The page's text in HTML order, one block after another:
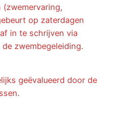
(zwemervaring,
op zaterdagen
in te schrijven via
zwembegeleiding.
geëvalueerd door de